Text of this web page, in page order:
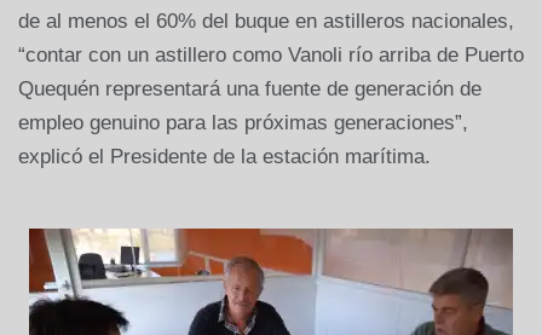
de al menos el 60% del buque en astilleros nacionales,
“contar con un astillero como Vanoli río arriba de Puerto
Quequén representará una fuente de generación de
empleo genuino para las próximas generaciones”,
explicó el Presidente de la estación marítima.